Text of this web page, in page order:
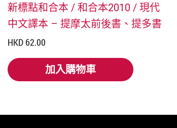
新標點和合本 / 和合本2010 / 現代
中文譯本 – 提摩太前後書、提多書
HKD 62.00
加入購物車
加入購物車